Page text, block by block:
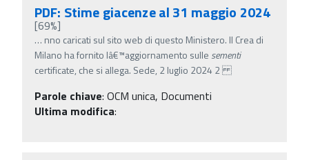
PDF: Stime giacenze al 31 maggio 2024
[69%]
… nno caricati sul sito web di questo Ministero. Il Crea di
Milano ha fornito lâ€™aggiornamento sulle sementi
certificate, che si allega. Sede, 2 luglio 2024 2
Parole chiave: OCM unica, Documenti
Ultima modifica: